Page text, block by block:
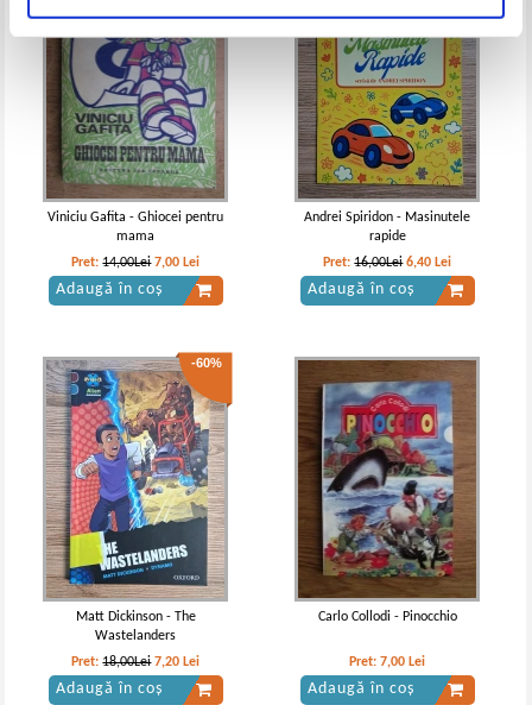
Viniciu Gafita - Ghiocei pentru
mama
Pret:14,00Lei 7,00 Lei
Adaugă în coș
Andrei Spiridon - Masinutele
rapide
Pret:16,00Lei 6,40 Lei
Adaugă în coș
-60%
Matt Dickinson - The
Wastelanders
Pret:18,00Lei 7,20 Lei
Adaugă în coș
Carlo Collodi - Pinocchio
Pret:7,00 Lei
Adaugă în coș